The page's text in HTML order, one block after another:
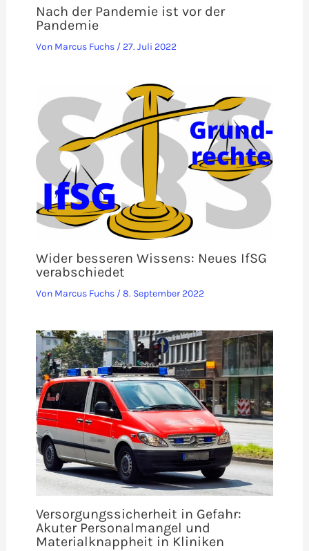
Nach der Pandemie ist vor der
Pandemie
Von Marcus Fuchs / 27. Juli 2022
Wider besseren Wissens: Neues IfSG
verabschiedet
Von Marcus Fuchs /8. September 2022
Versorgungssicherheit in Gefahr:
Akuter Personalmangel und
Materialknappheit in Kliniken